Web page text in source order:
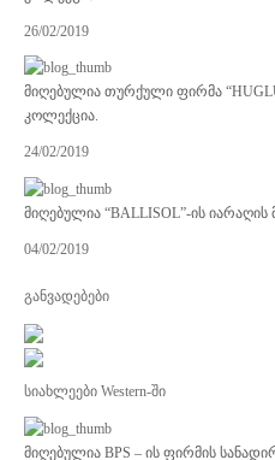
26/02/2019
მიღებულია თურქული ფირმა
კოლექცია.
24/02/2019
მიღებულია “BALLISOL”-ის
04/02/2019
განვადებები
სიახლეები Western-ში
მიღებულია BPS – ის ფირმის